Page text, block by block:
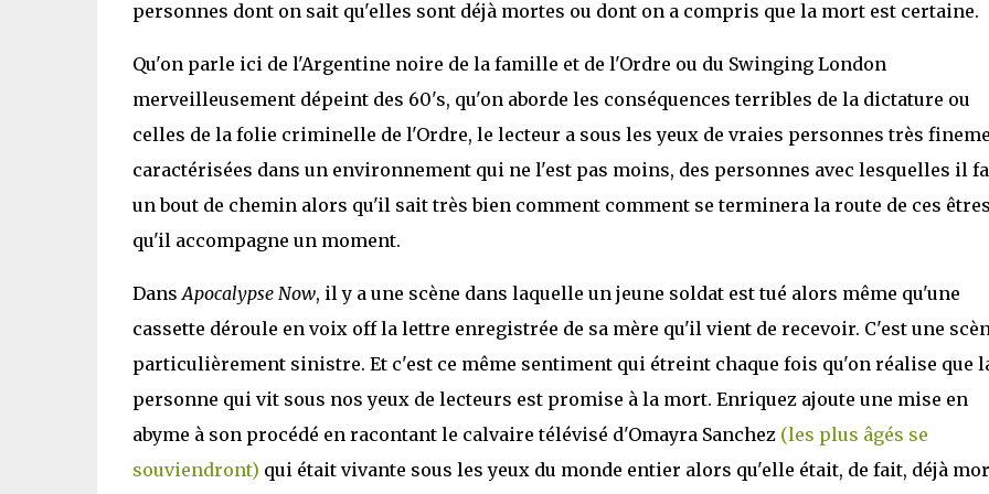
personnes dont on sait qu'elles sont déjà mortes ou dont on a compris que la mort est certaine.
Qu'on parle ici de l'Argentine noire de la famille et de l'Ordre ou du Swinging London
merveilleusement dépeint des 60's, qu'on aborde les conséquences terribles de la dictature ou
celles de la folie criminelle de l'Ordre, le lecteur a sous les yeux de vraies personnes très
caractérisées dans un environnement qui ne l'est pas moins, des personnes avec lesquelles il
un bout de chemin alors qu'il sait très bien comment comment se terminera la route de ces êtres
qu'il accompagne un moment.
DansApocalypse Now, il y a une scène dans laquelle un jeune soldat est tué alors même qu'une
cassette déroule en voix off la lettre enregistrée de sa mère qu'il vient de recevoir. C'est une
particulièrement sinistre. Et c'est ce même sentiment qui étreint chaque fois qu'on réalise que
personne qui vit sous nos yeux de lecteurs est promise à la mort. Enriquez ajoute une mise en
abyme à son procédé en racontant le calvaire télévisé d'Omayra Sanchez (les plus âgés se
souviendront) qui était vivante sous les yeux du monde entier alors qu'elle était, de fait, déjà